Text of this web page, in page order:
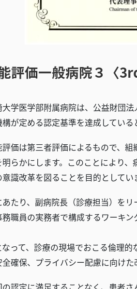
評価一般病院３〈
学医学部附属病院は、公益財団
が定める認定基準を達成している
価は第三者評価によるもので、
らかにします。このことにより
識改革を図ることを目的としてい
たり、副病院長（診療担当）を
職員の実務者で構成するワーキ
って、診療の現場でおこる倫理
確保、プライバシー配慮に向けた